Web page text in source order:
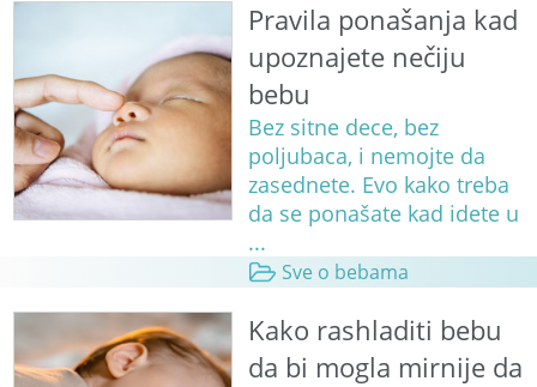
Pravila ponašanja kad
upoznajete nečiju
bebu
Bez sitne dece, bez
poljubaca, i nemojte da
zasednete. Evo kako treba
da se ponašate kad idete u
...
Sve o bebama
Kako rashladiti bebu
da bi mogla mirnije da